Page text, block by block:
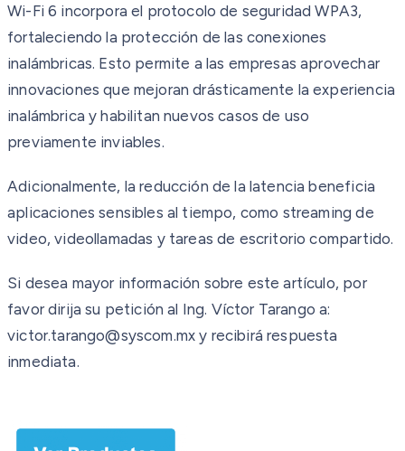
Wi-Fi 6 incorpora el protocolo de seguridad WPA3,
fortaleciendo la protección de las conexiones
inalámbricas. Esto permite a las empresas aprovechar
innovaciones que mejoran drásticamente la experiencia
inalámbrica y habilitan nuevos casos de uso
previamente inviables.
Adicionalmente, la reducción de la latencia beneficia
aplicaciones sensibles al tiempo, como streaming de
video, videollamadas y tareas de escritorio compartido.
Si desea mayor información sobre este artículo, por
favor dirija su petición al Ing. Víctor Tarango a:
victor.tarango@syscom.mx y recibirá respuesta
inmediata.